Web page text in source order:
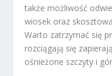
także możliwość
wiosek oraz
Warto zatrzymać się
rozciągają się
ośnieżone szczyty i